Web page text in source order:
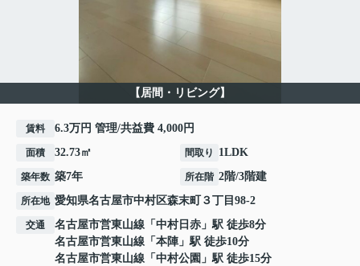
【居間・リビング】
賃料 6.3万円 管理/共益費 4,000円
面積 32.73㎡ 間取り 1LDK
築年数 築7年 所在階 2階/3階建
所在地 愛知県名古屋市中村区森末町 ３丁目98-2
交通 名古屋市営東山線 「 中村日赤 」駅 徒歩8分
名古屋市営東山線 「 本陣」駅 徒歩10分
名古屋市営東山線 「 中村公園 」駅 徒歩15分